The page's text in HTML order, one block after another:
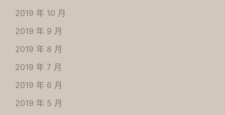
2019 年 10 月
2019 年 9 月
2019 年 8 月
2019 年 7 月
2019 年 6 月
2019 年 5 月